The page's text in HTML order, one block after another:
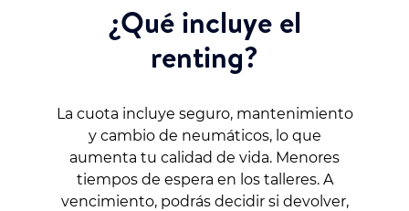
¿Qué incluye el
renting?
La cuota incluye seguro, mantenimiento
y cambio de neumáticos, lo que
aumenta tu calidad de vida. Menores
tiempos de espera en los talleres. A
vencimiento, podrás decidir si devolver,